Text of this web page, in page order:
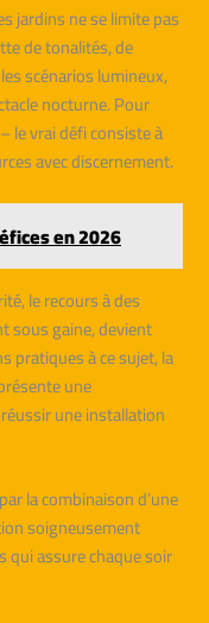
jardins ne se limite pas
de tonalités, de
scénarios lumineux,
nocturne. Pour
le vrai défi consiste à
avec discernement.
en 2026
le recours à des
sous gaine, devient
pratiques à ce sujet, la
une
une installation
la combinaison d’une
soigneusement
qui assure chaque soir